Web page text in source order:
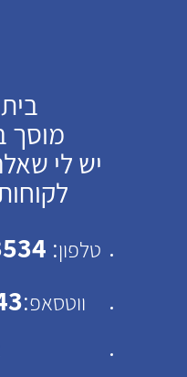
בית
מוסך
יש לי
טלפון:
ווטסאפ: